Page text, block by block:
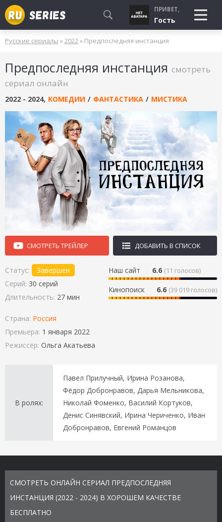
СМОТРЮ
БУДУ СМОТРЕТЬ
УЖЕ СМОТРЕЛ
ПРИВЕТ,
Гость
Русские сериалы »2022» Предпоследняя инстанция
Предпоследняя инстанция смотреть
сериал онлайн
2022 - 2024, КОМЕДИИ / ФАНТАСТИКА / МИСТИКА
СМОТРЕТЬ ТРЕЙЛЕР ДОБАВИТЬ В СПИСОК
Наш сайт 6.6 (11 голосов)
Кинопоиск 6.6 (39 019 голосов)
Статус:
Завершен
Серий: 30 серий
Длительность: 27 мин
Страна: Россия
Премьера: 1 января 2022
Режиссёр: Ольга Акатьева
В ролях:
Павел Прилучный, Ирина Розанова,
Фёдор Добронравов, Дарья Мельникова,
Николай Фоменко, Василий Кортуков,
Денис Синявский, Ирина Чериченко, Иван
Добронравов, Евгений Романцов
СМОТРЕТЬ ОНЛАЙН СЕРИАЛ ПРЕДПОСЛЕДНЯЯ
ИНСТАНЦИЯ (2022 - 2024) В ХОРОШЕМ КАЧЕСТВЕ
БЕСПЛАТНО